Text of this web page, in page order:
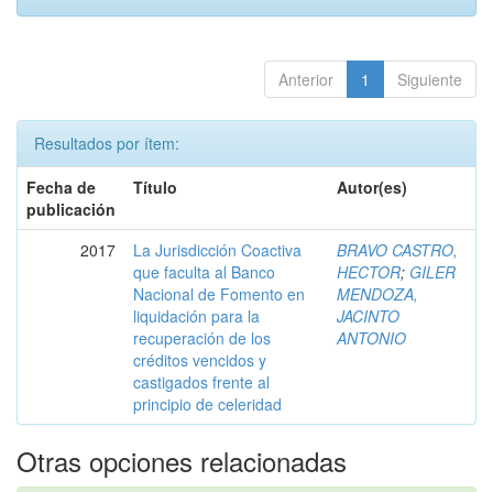
Anterior 1 Siguiente
Resultados por ítem:
Fecha de
publicación
Título Autor(es)
2017
La Jurisdicción Coactiva
que faculta al Banco
Nacional de Fomento en
liquidación para la
recuperación de los
créditos vencidos y
castigados frente al
principio de celeridad
BRAVO CASTRO,
HECTOR; GILER
MENDOZA,
JACINTO
ANTONIO
Otras opciones relacionadas